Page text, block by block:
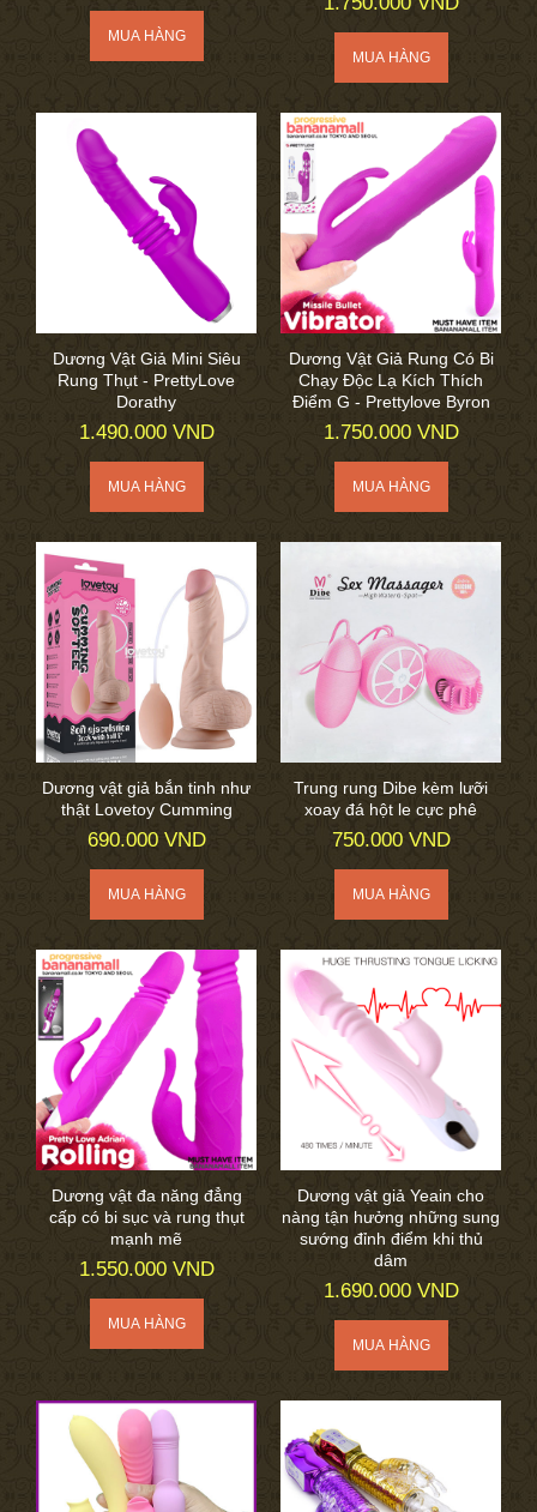
Dương Vật Giả Mini Siêu
Rung Thụt - PrettyLove
Dorathy
1.490.000 VND
Dương Vật Giả Rung Có Bi
Chạy Độc Lạ Kích Thích
Điểm G - Prettylove Byron
1.750.000 VND
Dương vật giả bắn tinh như
thật Lovetoy Cumming
690.000 VND
Trung rung Dibe kèm lưỡi
xoay đá hột le cực phê
750.000 VND
Dương vật đa năng đẳng
cấp có bi sục và rung thụt
mạnh mẽ
1.550.000 VND
Dương vật giả Yeain cho
nàng tận hưởng những sung
sướng đỉnh điểm khi thủ
dâm
1.690.000 VND